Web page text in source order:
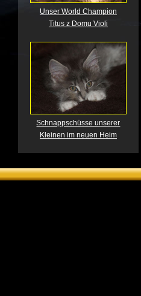
Unser World Champion
Titus z Domu Violi
Schnappschüsse unserer
Kleinen im neuen Heim